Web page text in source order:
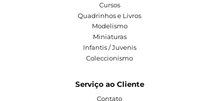
Cursos
Quadrinhos e Livros
Modelismo
Miniaturas
Infantis / Juvenis
Coleccionismo
Serviço ao Cliente
Contato